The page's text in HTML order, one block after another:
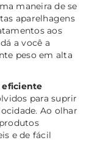
maneira de se
aparelhagens
aos
a você a
peso em alta
eficiente
para suprir
Ao olhar
e de fácil